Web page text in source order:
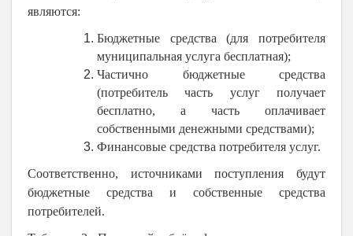
являются:
Бюджетные средства (для потребителя
муниципальная услуга бесплатная);
Частично бюджетные средства
(потребитель часть услуг получает
бесплатно, а часть оплачивает
собственными денежными средствами);
Финансовые средства потребителя услуг.
Соответственно, источниками поступления будут
бюджетные средства и собственные средства
потребителей.